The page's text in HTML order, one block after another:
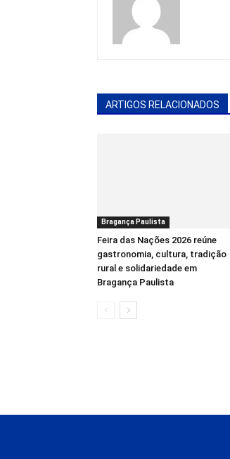
ARTIGOS RELACIONADOS
Bragança Paulista
Feira das Nações 2026 reúne
gastronomia, cultura, tradição
rural e solidariedade em
Bragança Paulista